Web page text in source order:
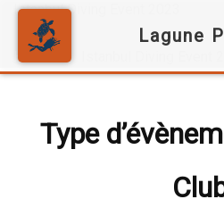
Istanbul Diving Event 2023
Home
Type